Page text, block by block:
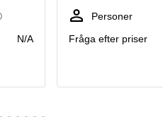
N/A
Personer
Fråga efter priser